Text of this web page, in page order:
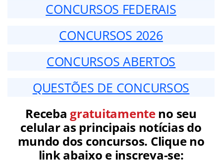
CONCURSOS FEDERAIS
CONCURSOS 2026
CONCURSOS ABERTOS
QUESTÕES DE CONCURSOS
Receba gratuitamenteno seu
celular as principais notícias do
mundo dos concursos. Clique no
link abaixo e inscreva-se: